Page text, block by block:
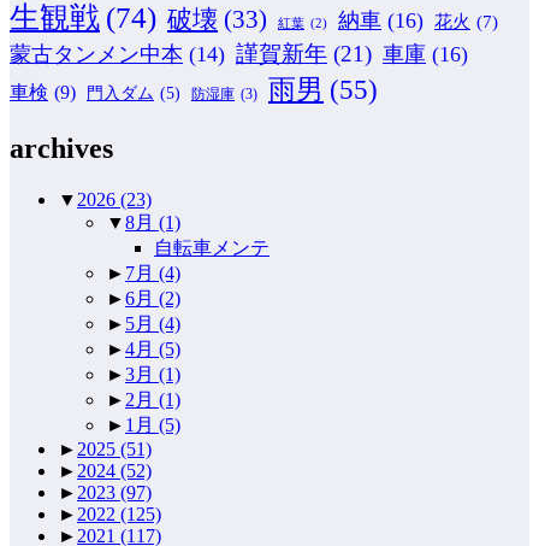
生観戦 (74) 破壊 (33) 紅葉 (2) 納車 (16) 花火 (7)
蒙古タンメン中本 (14) 謹賀新年 (21) 車庫 (16)
車検 (9) 門入ダム (5) 防湿庫 (3) 雨男 (55)
archives
▼ 2026 (23)
▼8月 (1)
自転車メンテ
► 7月 (4)
►6月 (2)
► 5月 (4)
►4月 (5)
►3月 (1)
► 2月 (1)
► 1月 (5)
► 2025 (51)
► 2024 (52)
► 2023 (97)
► 2022 (125)
► 2021 (117)